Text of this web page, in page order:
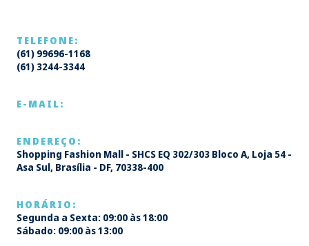
TELEFONE:
(61) 99696-1168
(61) 3244-3344
E-MAIL:
ENDEREÇO:
Shopping Fashion Mall - SHCS EQ 302/303 Bloco A, Loja 54 -
Asa Sul, Brasília - DF, 70338-400
HORÁRIO:
Segunda a Sexta: 09:00 às 18:00
Sábado: 09:00 às 13:00